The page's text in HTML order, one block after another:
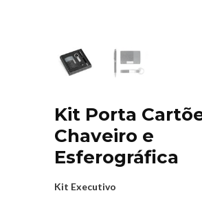
Kit Porta
Chaveiro e
Esferográfica
Kit Executivo